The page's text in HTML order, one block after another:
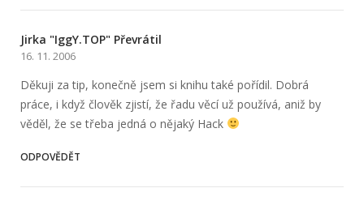
Jirka "IggY.TOP" Převrátil
16. 11. 2006
Děkuji za tip, konečně jsem si knihu také pořídil. Dobrá
práce, i když člověk zjistí, že řadu věcí už používá, aniž by
věděl, že se třeba jedná o nějaký Hack
ODPOVĚDĚT